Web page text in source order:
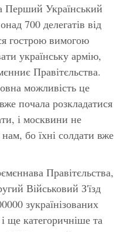
Український
700 делегатів від
гострою вимогою
українську армію,
Правітєльства.
можливість це
почала розкладатися
і москвини не
бо їхні солдати вже
Правітєльства,
Військовий З'їзд
зукраїнізованих
ще категоричніше та